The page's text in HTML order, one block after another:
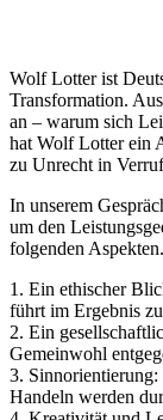
Wolf Lotter ist
Transformation.
an – warum sich
hat Wolf Lotter ein
zu Unrecht in
In unserem
um den
folgenden Aspekten.
1. Ein ethischer
führt im Ergebnis
2. Ein
Gemeinwohl
3. Sinnorientierung:
Handeln werden